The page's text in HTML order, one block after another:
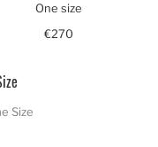
One size
€270
Size